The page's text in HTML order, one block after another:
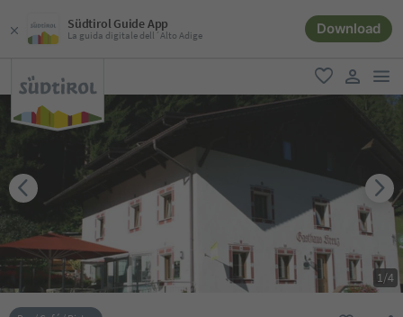
Südtirol Guide App
La guida digitale dell´Alto Adige Download
favoriti
user link
1/4